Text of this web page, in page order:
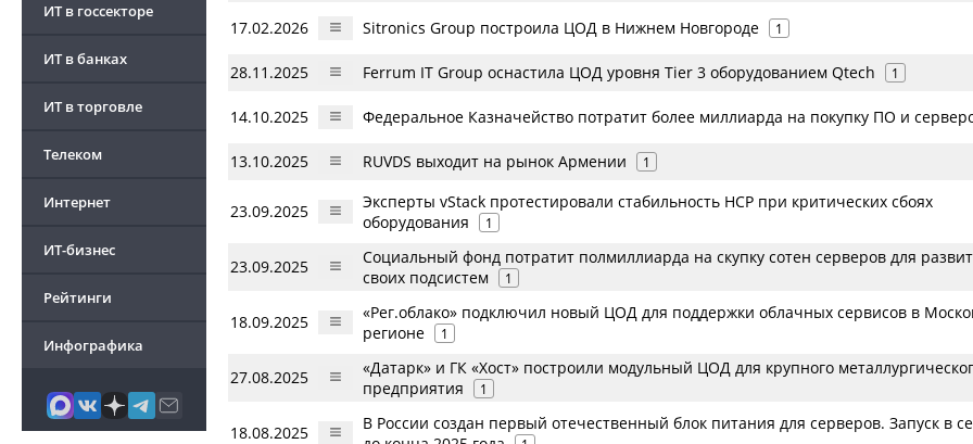
ИТ в госсекторе
ИТ в банках
ИТ в торговле
Телеком
Интернет
ИТ-бизнес
Рейтинги
Инфографика
17.02.2026 Sitronics Group построила ЦОД в Нижнем Новгороде 1
28.11.2025 Ferrum IT Group оснастила ЦОД уровня Tier 3 оборудованием Qtech 1
14.10.2025 Федеральное Казначейство потратит более миллиарда на покупку ПО и
13.10.2025 RUVDS выходит на рынок Армении 1
23.09.2025
Эксперты vStack протестировали стабильность HCP при критических сбоях
оборудования
1
23.09.2025
Социальный фонд потратит полмиллиарда на скупку сотен серверов для
своих подсистем
1
18.09.2025
«Рег.облако» подключил новый ЦОД для поддержки облачных сервисов в
регионе
1
27.08.2025
«Датарк» и ГК «Хост» построили модульный ЦОД для крупного
предприятия
1
18.08.2025
В России создан первый отечественный блок питания для серверов. Запуск в